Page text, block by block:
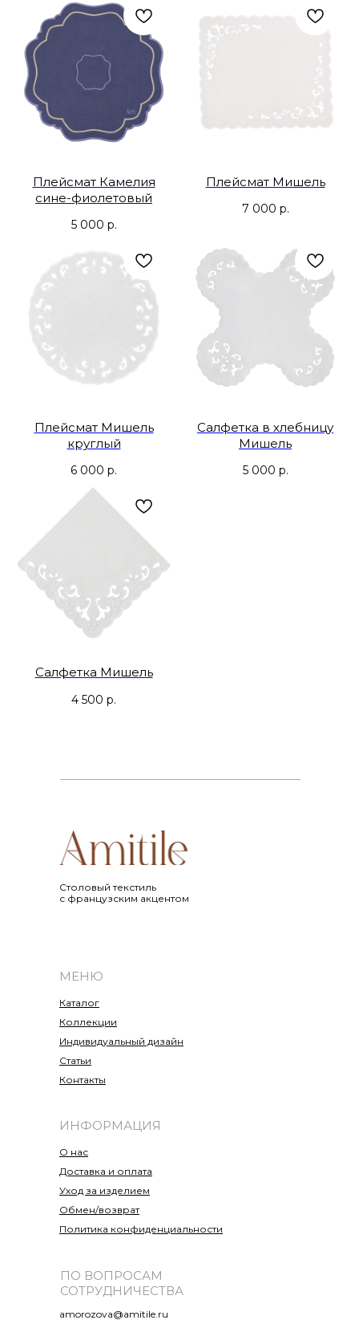
Плейсмат Камелия
сине-фиолетовый
5 000 р.
Плейсмат Мишель
7 000 р.
Плейсмат Мишель
круглый
6 000 р.
Салфетка в хлебницу
Мишель
5 000 р.
Салфетка Мишель
4 500 р.
Cтоловый текстиль
с французским акцентом
Каталог
Коллекции
Индивидуальный дизайн
Статьи
Контакты
МЕНЮ
О нас
Доставка и оплата
Уход за изделием
Обмен/возврат
Политика конфиденциальности
ИНФОРМАЦИЯ
amorozova@amitile.ru
ПО ВОПРОСАМ
СОТРУДНИЧЕСТВА